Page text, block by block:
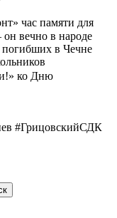
час памяти для
вечно в народе
погибших в Чечне
ко Дню
#ГрицовскийСДК